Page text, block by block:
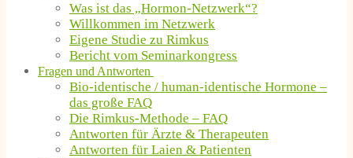
Was ist das „Hormon-Netzwerk“?
Willkommen im Netzwerk
Eigene Studie zu Rimkus
Bericht vom Seminarkongress
Fragen und Antworten
Bio-identische / human-identische Hormone –
das große FAQ
Die Rimkus-Methode – FAQ
Antworten für Ärzte & Therapeuten
Antworten für Laien & Patienten